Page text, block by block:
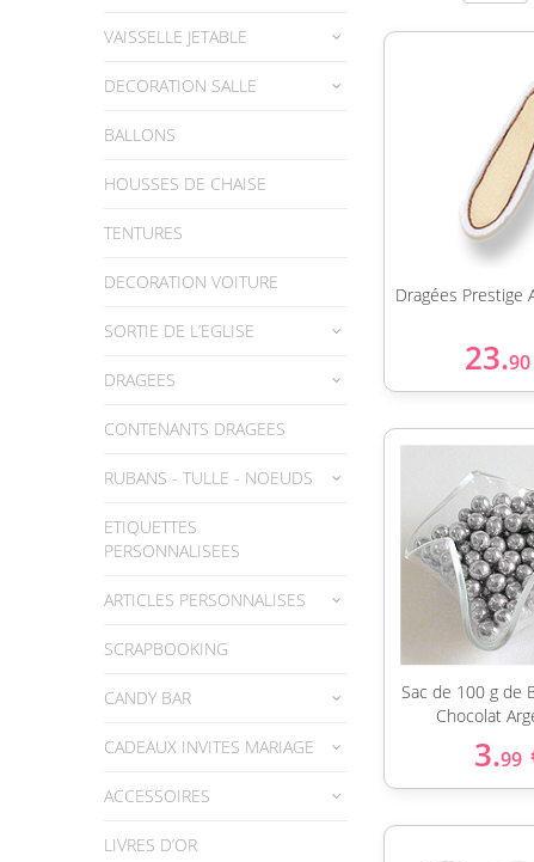
VAISSELLE JETABLE
DECORATION SALLE
BALLONS
HOUSSES DE CHAISE
TENTURES
DECORATION VOITURE
SORTIE DE L’EGLISE
DRAGEES
CONTENANTS DRAGEES
RUBANS - TULLE - NOEUDS
ETIQUETTES
PERSONNALISEES
ARTICLES PERSONNALISES
SCRAPBOOKING
CANDY BAR
CADEAUX INVITES MARIAGE
ACCESSOIRES
LIVRES D’OR
Dragées Prestige
23.90
Sac de 100 g de
Chocolat
3.99